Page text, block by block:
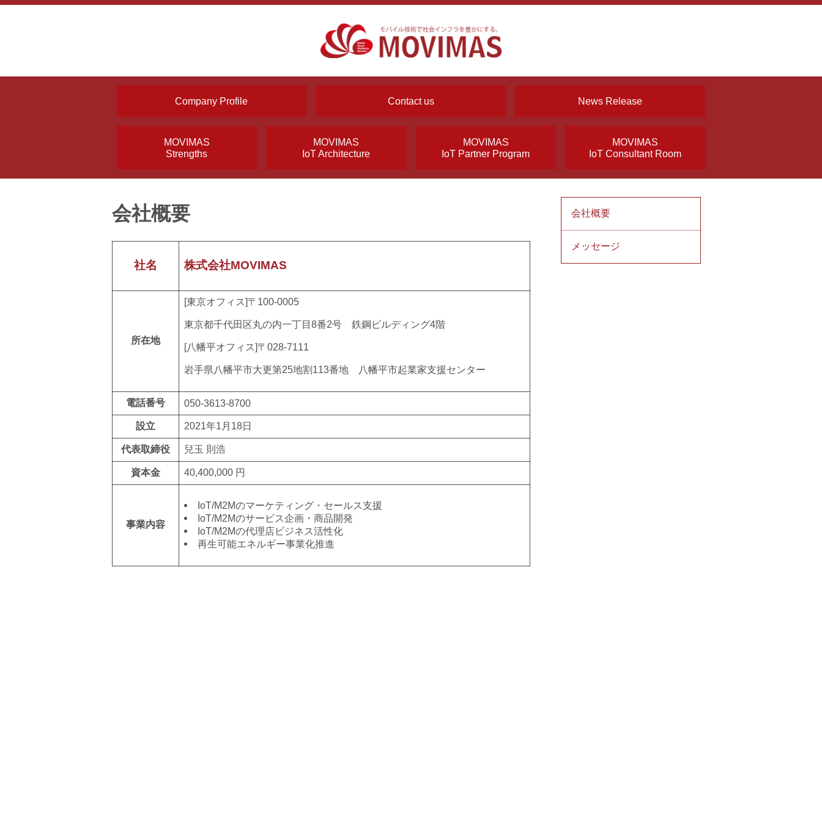
Company Profile Contact us News Release
MOVIMAS
Strengths
MOVIMAS
IoT Architecture
MOVIMAS
IoT Partner Program
MOVIMAS
IoT Consultant Room
会社概要
メッセージ
会社概要
社名 株式会社MOVIMAS
所在地
[東京オフィス]〒100-0005
東京都千代田区丸の内一丁目8番2号 鉄鋼ビルディング4階
[八幡平オフィス]〒028-7111
岩手県八幡平市大更第25地割113番地 八幡平市起業家支援センター
電話番号 050-3613-8700
設立 2021年1月18日
代表取締役 兒玉 則浩
資本金 40,400,000 円
事業内容
IoT/M2Mのマーケティング・セールス支援
IoT/M2Mのサービス企画・商品開発
IoT/M2Mの代理店ビジネス活性化
再生可能エネルギー事業化推進